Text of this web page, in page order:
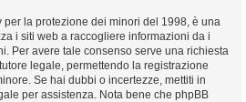
per la protezione dei minori del 1998, è una
i siti web a raccogliere informazioni da i
Per avere tale consenso serve una richiesta
legale, permettendo la registrazione
Se hai dubbi o incertezze, mettiti in
per assistenza. Nota bene che phpBB